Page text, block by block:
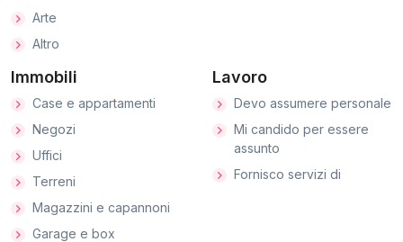
Arte
Altro
Immobili
Case e appartamenti
Negozi
Uffici
Terreni
Magazzini e capannoni
Garage e box
Lavoro
Devo assumere personale
Mi candido per essere
assunto
Fornisco servizi di